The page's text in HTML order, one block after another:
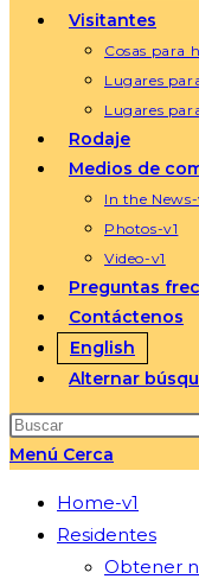
Visitantes
Cosas para
Lugares
Lugares
Rodaje
Medios de
In the News-
Photos-v1
Video-v1
Preguntas
Contáctenos
English
Alternar
Menú Cerca
Home-v1
Residentes
Obtener